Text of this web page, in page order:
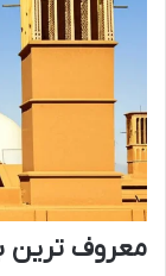
معروف ترین